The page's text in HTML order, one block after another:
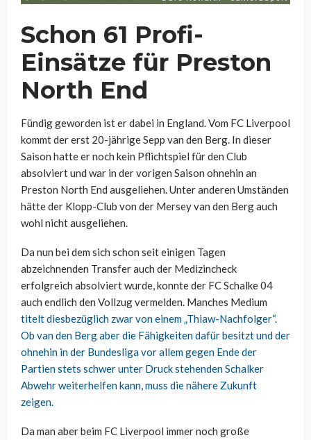
Schon 61 Profi-
Einsätze für Preston
North End
Fündig geworden ist er dabei in England. Vom FC Liverpool
kommt der erst 20-jährige Sepp van den Berg. In dieser
Saison hatte er noch kein Pflichtspiel für den Club
absolviert und war in der vorigen Saison ohnehin an
Preston North End ausgeliehen. Unter anderen Umständen
hätte der Klopp-Club von der Mersey van den Berg auch
wohl nicht ausgeliehen.
Da nun bei dem sich schon seit einigen Tagen
abzeichnenden Transfer auch der Medizincheck
erfolgreich absolviert wurde, konnte der FC Schalke 04
auch endlich den Vollzug vermelden. Manches Medium
titelt diesbezüglich zwar von einem „Thiaw-Nachfolger“.
Ob van den Berg aber die Fähigkeiten dafür besitzt und der
ohnehin in der Bundesliga vor allem gegen Ende der
Partien stets schwer unter Druck stehenden Schalker
Abwehr weiterhelfen kann, muss die nähere Zukunft
zeigen.
Da man aber beim FC Liverpool immer noch große